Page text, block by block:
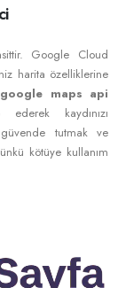
Google Cloud
harita özelliklerine
google maps api
kaydınızı
güvende tutmak ve
kötüye kullanım